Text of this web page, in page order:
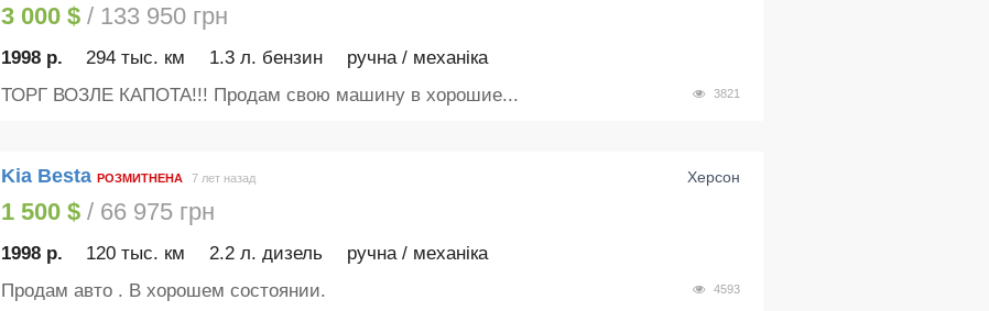
3 000 $/ 133 950 грн
1998 р. 294 тыс. км 1.3 л. бензин ручна / механіка
3821
ТОРГ ВОЗЛЕ КАПОТА!!! Продам свою машину в хорошие...
Kia Besta РОЗМИТНЕНА Херсон
7 лет назад
1 500 $/ 66 975 грн
1998 р. 120 тыс. км 2.2 л. дизель ручна / механіка
4593
Продам авто . В хорошем состоянии.